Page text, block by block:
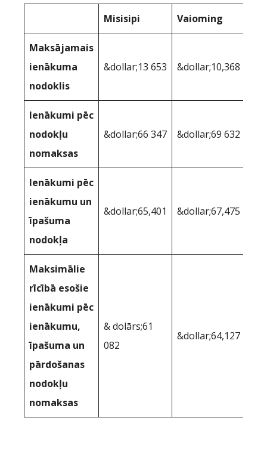
Misisipi Vaioming
Maksājamais
ienākuma
nodoklis
&dollar;13 653 &dollar;10,368
Ienākumi pēc
nodokļu
nomaksas
&dollar;66 347 &dollar;69 632
Ienākumi pēc
ienākumu un
īpašuma
nodokļa
&dollar;65,401 &dollar;67,475
Maksimālie
rīcībā esošie
ienākumi pēc
ienākumu,
īpašuma un
pārdošanas
nodokļu
nomaksas
& dolārs;61
082
&dollar;64,127